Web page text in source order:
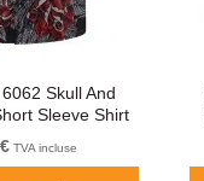
Skull And
Sleeve Shirt
Black
TVA incluse